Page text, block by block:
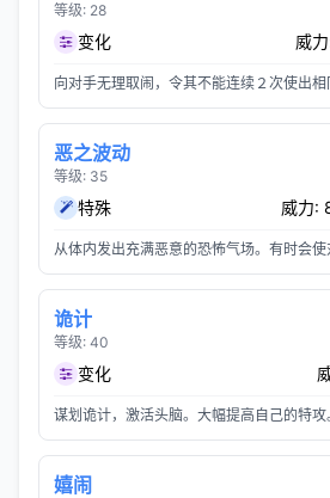
等级: 28
变化 威
向对手无理取闹，令其不能连续２次使出相
恶之波动
等级: 35
特殊 威力:
从体内发出充满恶意的恐怖气场。有时会使
诡计
等级: 40
变化
谋划诡计，激活头脑。大幅提高自己的特攻
嬉闹